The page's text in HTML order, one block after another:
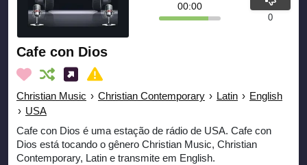
Cafe con Dios
Christian Music › Christian Contemporary › Latin › English
› USA
Cafe con Dios é uma estação de rádio de USA. Cafe con
Dios está tocando o gênero Christian Music, Christian
Contemporary, Latin e transmite em English.
00:00
0